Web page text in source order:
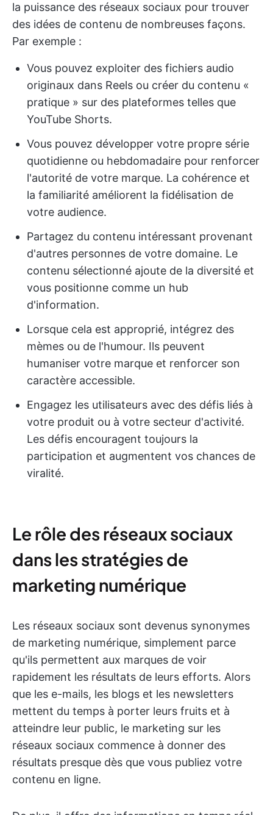
la puissance des réseaux sociaux pour trouver
des idées de contenu de nombreuses façons.
Par exemple :
Vous pouvez exploiter des fichiers audio
originaux dans Reels ou créer du contenu «
pratique » sur des plateformes telles que
YouTube Shorts.
Vous pouvez développer votre propre série
quotidienne ou hebdomadaire pour renforcer
l'autorité de votre marque. La cohérence et
la familiarité améliorent la fidélisation de
votre audience.
Partagez du contenu intéressant provenant
d'autres personnes de votre domaine. Le
contenu sélectionné ajoute de la diversité et
vous positionne comme un hub
d'information.
Lorsque cela est approprié, intégrez des
mèmes ou de l'humour. Ils peuvent
humaniser votre marque et renforcer son
caractère accessible.
Engagez les utilisateurs avec des défis liés à
votre produit ou à votre secteur d'activité.
Les défis encouragent toujours la
participation et augmentent vos chances de
viralité.
Le rôle des réseaux sociaux
dans les stratégies de
marketing numérique
Les réseaux sociaux sont devenus synonymes
de marketing numérique, simplement parce
qu'ils permettent aux marques de voir
rapidement les résultats de leurs efforts. Alors
que les e-mails, les blogs et les newsletters
mettent du temps à porter leurs fruits et à
atteindre leur public, le marketing sur les
réseaux sociaux commence à donner des
résultats presque dès que vous publiez votre
contenu en ligne.